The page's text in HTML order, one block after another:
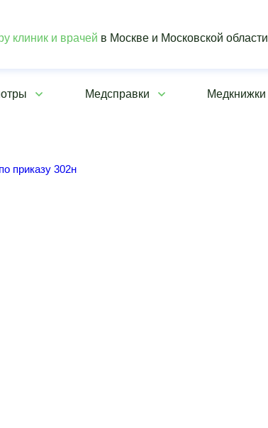
клиник и врачей в Москве и Московской области
Медсправки Медкнижки
приказу 302н